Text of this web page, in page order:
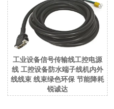
工业设备信号传输线工控电源
线 工控设备防水端子线机内外
线线束 线束绿色环保 节能降耗
锐诚达